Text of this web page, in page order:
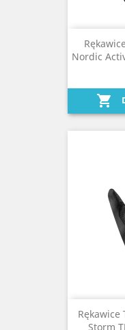
Nordic

Storm